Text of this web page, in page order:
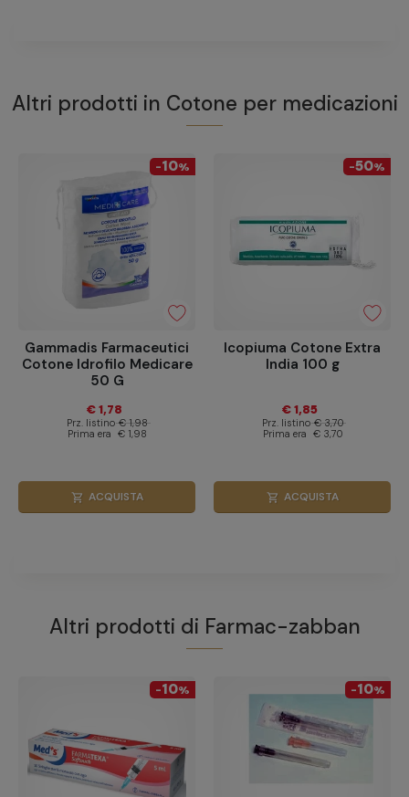
Altri prodotti in Cotone per medicazioni
-10%
Gammadis Farmaceutici
Cotone Idrofilo Medicare
50 G
€ 1,78
Prz. listino € 1,98
Prima era € 1,98
shopping_cart ACQUISTA
-50%
Icopiuma Cotone Extra
India 100 g
€ 1,85
Prz. listino € 3,70
Prima era € 3,70
shopping_cart ACQUISTA
Altri prodotti di Farmac-zabban
-10% -10%